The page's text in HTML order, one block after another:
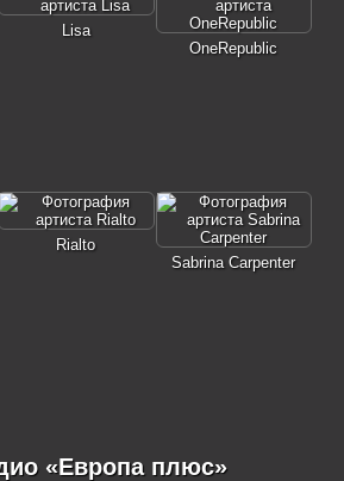
Lisa
OneRepublic
Rialto
Sabrina Carpenter
«Европа плюс»